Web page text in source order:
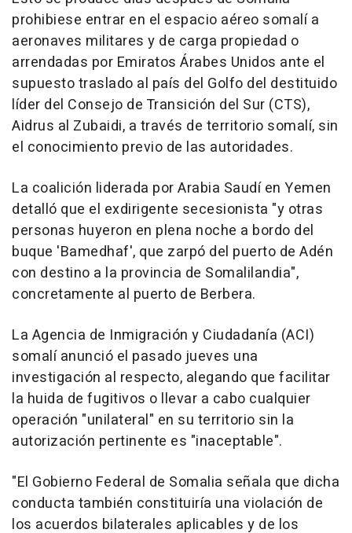
prohibiese entrar en el espacio aéreo somalí a
aeronaves militares y de carga propiedad o
arrendadas por Emiratos Árabes Unidos ante el
supuesto traslado al país del Golfo del destituido
líder del Consejo de Transición del Sur (CTS),
Aidrus al Zubaidi, a través de territorio somalí, sin
el conocimiento previo de las autoridades.
La coalición liderada por Arabia Saudí en Yemen
detalló que el exdirigente secesionista "y otras
personas huyeron en plena noche a bordo del
buque 'Bamedhaf', que zarpó del puerto de Adén
con destino a la provincia de Somalilandia",
concretamente al puerto de Berbera.
La Agencia de Inmigración y Ciudadanía (ACI)
somalí anunció el pasado jueves una
investigación al respecto, alegando que facilitar
la huida de fugitivos o llevar a cabo cualquier
operación "unilateral" en su territorio sin la
autorización pertinente es "inaceptable".
"El Gobierno Federal de Somalia señala que dicha
conducta también constituiría una violación de
los acuerdos bilaterales aplicables y de los